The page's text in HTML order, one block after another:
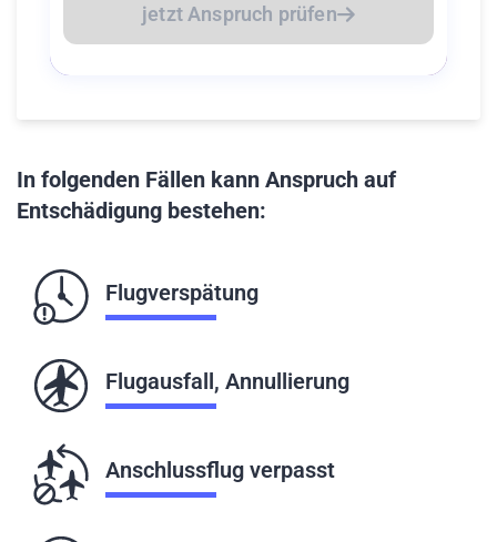
jetzt Anspruch prüfen
In folgenden Fällen kann Anspruch auf
Entschädigung bestehen:
Flugverspätung
Flugausfall, Annullierung
Anschlussflug verpasst